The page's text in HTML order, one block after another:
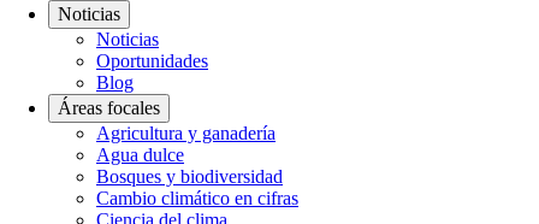
Noticias
Noticias
Oportunidades
Blog
Áreas focales
Agricultura y ganadería
Agua dulce
Bosques y biodiversidad
Cambio climático en cifras
Ciencia del clima